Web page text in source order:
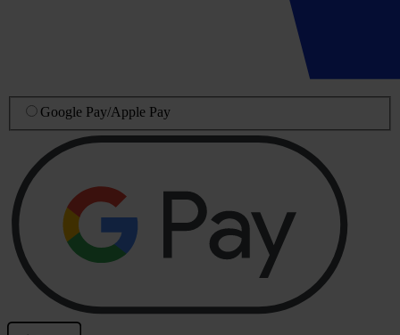
Google Pay/Apple Pay